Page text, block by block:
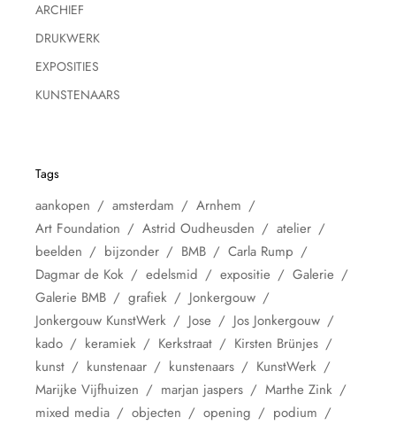
ARCHIEF
DRUKWERK
EXPOSITIES
KUNSTENAARS
Tags
aankopen amsterdam
Arnhem
Art Foundation
Astrid Oudheusden
atelier
beelden
bijzonder BMB
Carla Rump
Dagmar de Kok
edelsmid expositie
Galerie
Galerie BMB
grafiek
Jonkergouw
Jonkergouw KunstWerk
Jose
Jos Jonkergouw
kado
keramiek Kerkstraat
Kirsten Brünjes
kunst
kunstenaar kunstenaars
KunstWerk
Marijke Vijfhuizen
marjan jaspers
Marthe Zink
mixed media
objecten opening
podium